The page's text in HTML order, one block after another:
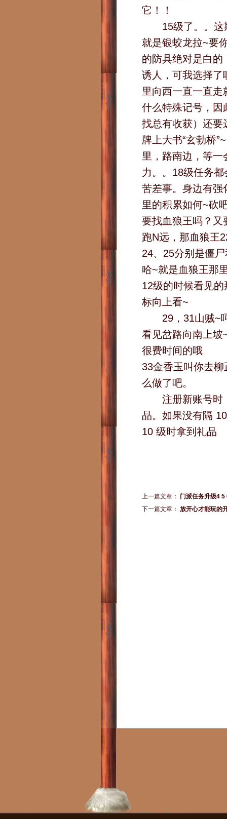
它！！
15级了。。这期
就是银蛟龙拉~要
的防具绝对是白
诱人，可我选择了
里向西一直一直
什么特殊记号，因
找总有收获）还要
牌上大书“玄勃桥
里，路南边，等
力。。18级任务
苦差事。身边有强
里的积累如何~砍
要找血狼王吗？又
跑N远，那血狼王
24、25分别是僵
哈~就是血狼王那
12级的时候看见
标向上看~
29，31山贼~呵
看见岔路向南上坡
很费时间的哦
33金香玉叫你去
么做了吧。
注册新账号时，
品。如果没有隔
10 级时拿到礼品
上一篇文章： 门派任务升级4
下一篇文章： 放开心才能玩的